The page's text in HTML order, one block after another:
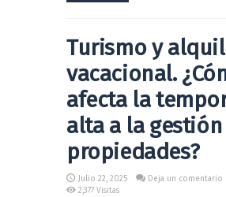
Turismo y
vacacional.
afecta la
alta a la
propiedades?
Julio 22, 2025
Deja un comentario
2,377 Visitas